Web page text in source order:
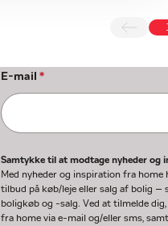
1
E-mail *
Samtykke til at modtage nyheder og
Med nyheder og inspiration fra
tilbud på køb/leje eller salg af bolig
boligkøb og -salg. Ved at tilmelde
fra home via e-mail og/eller sms,